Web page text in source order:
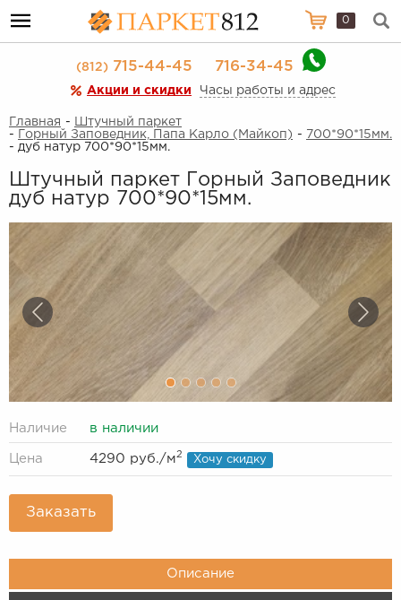
0
(812)715-44-45 716-34-45
Акции и скидки Часы работы и адрес
Главная -
Штучный паркет
-
Горный Заповедник, Папа Карло (Майкоп) - 700*90*15мм.
- дуб натур 700*90*15мм.
Штучный паркет Горный Заповедник
дуб натур 700*90*15мм.
Наличие в наличии
Цена 4290 руб./м2 Хочу скидку
Заказать
Описание